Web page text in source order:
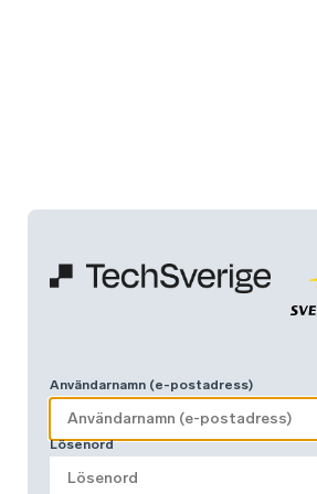
Användarnamn (e-postadress)
Lösenord